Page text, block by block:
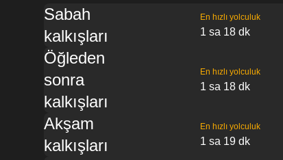
Sabah
kalkışları
En hızlı yolculuk
1 sa 18 dk
Öğleden
sonra
kalkışları
En hızlı yolculuk
1 sa 18 dk
Akşam
kalkışları
En hızlı yolculuk
1 sa 19 dk